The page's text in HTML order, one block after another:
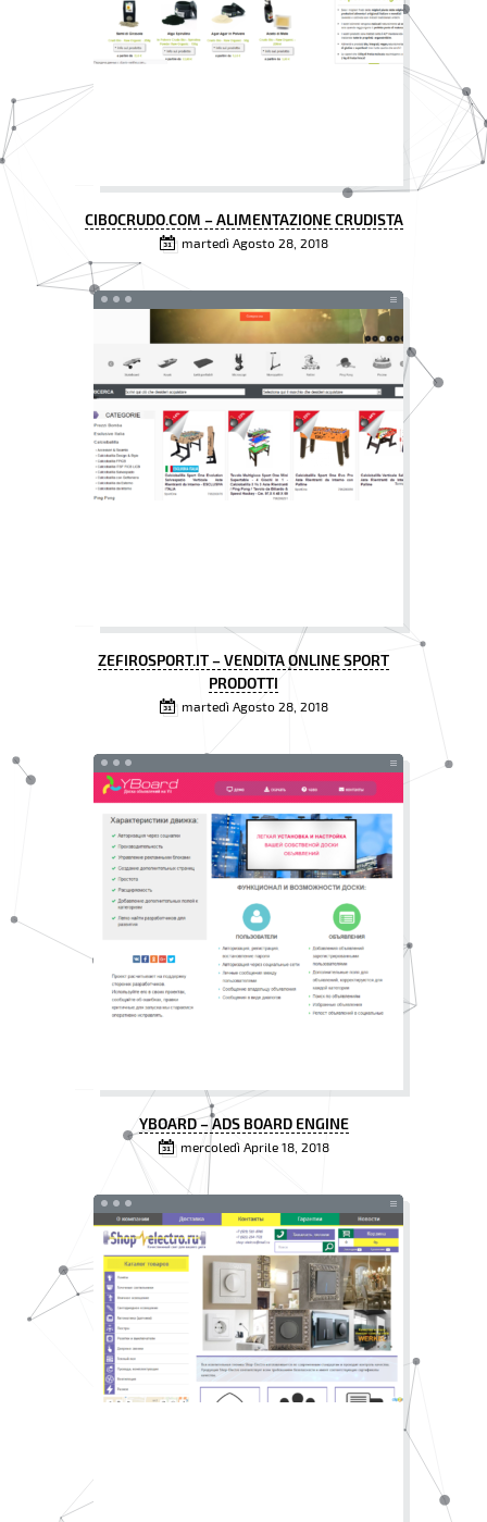
CIBOCRUDO.COM – ALIMENTAZIONE CRUDISTA
martedì Agosto 28, 2018
ZEFIROSPORT.IT – VENDITA ONLINE SPORT
PRODOTTI
martedì Agosto 28, 2018
YBOARD – ADS BOARD ENGINE
mercoledì Aprile 18, 2018